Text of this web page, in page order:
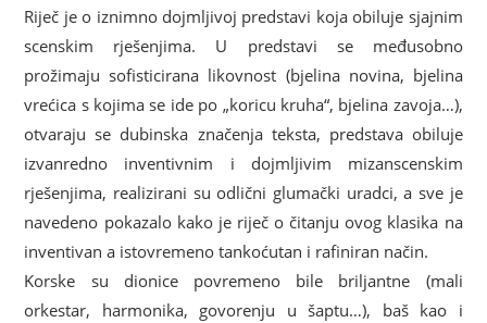
Riječ je o iznimno dojmljivoj predstavi koja obiluje sjajnim
scenskim rješenjima. U predstavi se međusobno
prožimaju sofisticirana likovnost (bjelina novina, bjelina
vrećica s kojima se ide po „koricu kruha“, bjelina zavoja…),
otvaraju se dubinska značenja teksta, predstava obiluje
izvanredno inventivnim i dojmljivim mizanscenskim
rješenjima, realizirani su odlični glumački uradci, a sve je
navedeno pokazalo kako je riječ o čitanju ovog klasika na
inventivan a istovremeno tankoćutan i rafiniran način.
Korske su dionice povremeno bile briljantne (mali
orkestar, harmonika, govorenju u šaptu…), baš kao i